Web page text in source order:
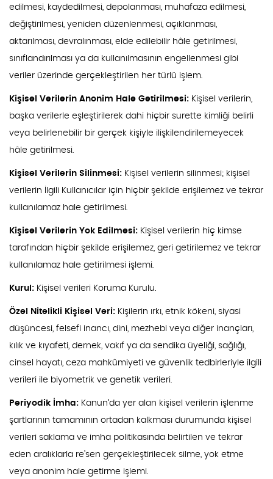
edilmesi, kaydedilmesi, depolanması, muhafaza edilmesi,
değiştirilmesi, yeniden düzenlenmesi, açıklanması,
aktarılması, devralınması, elde edilebilir hâle getirilmesi,
sınıflandırılması ya da kullanılmasının engellenmesi gibi
veriler üzerinde gerçekleştirilen her türlü işlem.
Kişisel Verilerin Anonim Hale Getirilmesi: Kişisel verilerin,
başka verilerle eşleştirilerek dahi hiçbir surette kimliği belirli
veya belirlenebilir bir gerçek kişiyle ilişkilendirilemeyecek
hâle getirilmesi.
Kişisel Verilerin Silinmesi: Kişisel verilerin silinmesi; kişisel
verilerin İlgili Kullanıcılar için hiçbir şekilde erişilemez ve tekrar
kullanılamaz hale getirilmesi.
Kişisel Verilerin Yok Edilmesi: Kişisel verilerin hiç kimse
tarafından hiçbir şekilde erişilemez, geri getirilemez ve tekrar
kullanılamaz hale getirilmesi işlemi.
Kurul: Kişisel verileri Koruma Kurulu.
Özel Nitelikli Kişisel Veri: Kişilerin ırkı, etnik kökeni, siyasi
düşüncesi, felsefi inancı, dini, mezhebi veya diğer inançları,
kılık ve kıyafeti, dernek, vakıf ya da sendika üyeliği, sağlığı,
cinsel hayatı, ceza mahkûmiyeti ve güvenlik tedbirleriyle ilgili
verileri ile biyometrik ve genetik verileri.
Periyodik İmha: Kanun’da yer alan kişisel verilerin işlenme
şartlarının tamamının ortadan kalkması durumunda kişisel
verileri saklama ve imha politikasında belirtilen ve tekrar
eden aralıklarla re’sen gerçekleştirilecek silme, yok etme
veya anonim hale getirme işlemi.